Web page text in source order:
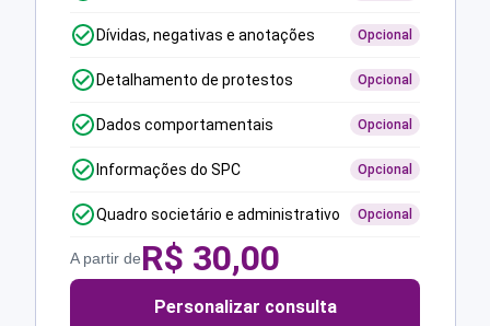
Dívidas, negativas e anotações Opcional
Detalhamento de protestos Opcional
Dados comportamentais Opcional
Informações do SPC Opcional
Quadro societário e administrativo Opcional
A partir deR$ 30,00
Personalizar consulta